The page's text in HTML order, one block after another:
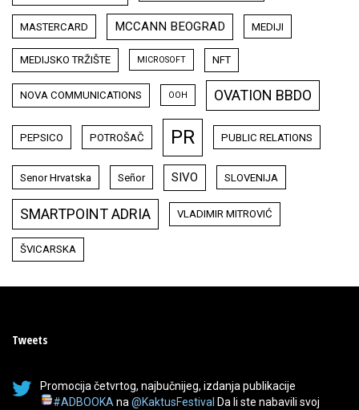
MASTERCARD MCCANN BEOGRAD MEDIJI
MEDIJSKO TRŽIŠTE MICROSOFT NFT
NOVA COMMUNICATIONS OOH OVATION BBDO
PEPSICO POTROŠAČ PR PUBLIC RELATIONS
Senor Hrvatska Señor SIVO SLOVENIJA
SMARTPOINT ADRIA VLADIMIR MITROVIĆ
ŠVICARSKA
Tweets
Promocija četvrtog, najbučnijeg, izdanja publikacije
#ADBOOKA na @KaktusFestival Da li ste nabavili svoj